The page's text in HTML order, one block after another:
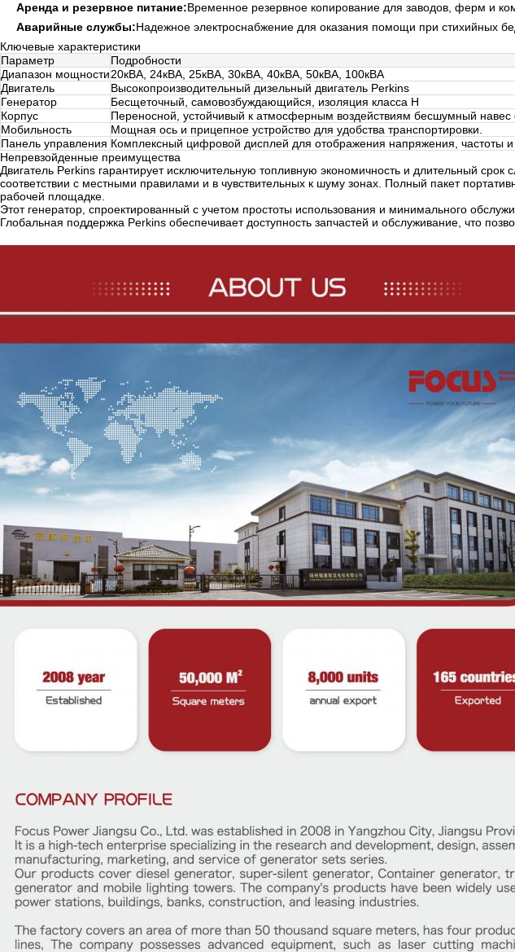
Аренда и резервное питание:Временное резервное копирование для заводов, ферм и
Аварийные службы:Надежное электроснабжение для оказания помощи при стихийных
Ключевые характеристики
Параметр
Подробности
Диапазон мощности20кВА, 24кВА, 25кВА, 30кВА, 40кВА, 50кВА, 100кВА
Двигатель
Высокопроизводительный дизельный двигатель Perkins
Генератор
Бесщеточный, самовозбуждающийся, изоляция класса H
Корпус
Переносной, устойчивый к атмосферным воздействиям бесшумный
Мобильность
Мощная ось и прицепное устройство для удобства транспортировки.
Панель управления Комплексный цифровой дисплей для отображения напряжения, частоты и
Непревзойденные преимущества
Двигатель Perkins гарантирует исключительную топливную экономичность и длительный
соответствии с местными правилами и в чувствительных к шуму зонах. Полный пакет
рабочей площадке.
Этот генератор, спроектированный с учетом простоты использования и минимального
Глобальная поддержка Perkins обеспечивает доступность запчастей и обслуживание, что